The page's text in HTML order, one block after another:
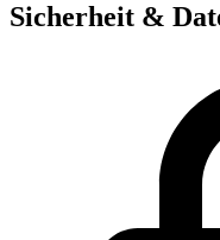
Sicherheit &